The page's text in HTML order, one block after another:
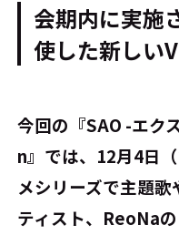
会期内に実施
使した新しい
――今回の『SAO -エ
n』では、12月4日
メシリーズで主題
ティスト、ReoNa